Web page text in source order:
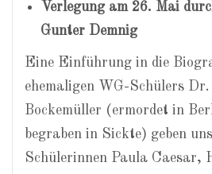
Verlegung am 26. Mai
Gunter Demnig
Eine Einführung in die
ehemaligen WG-Schülers
Bockemüller (ermordet in
begraben in Sickte) geben
Schülerinnen Paula Caesar,